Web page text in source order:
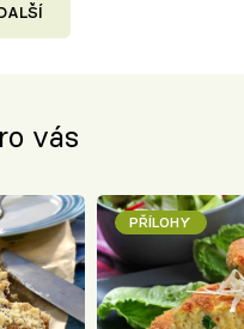
vás
PŘÍLOHY